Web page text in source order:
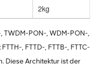
2kg
TWDM-PON-, WDM-PON-,
, FTTD-, FTTB-, FTTC-
Diese Architektur ist der